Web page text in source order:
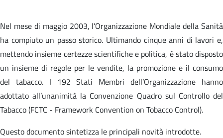
Nel mese di maggio 2003, l’Organizzazione Mondiale della Sanità
ha compiuto un passo storico. Ultimando cinque anni di lavori e,
mettendo insieme certezze scientifiche e politica, è stato disposto
un insieme di regole per le vendite, la promozione e il consumo
del tabacco. I 192 Stati Membri dell’Organizzazione hanno
adottato all’unanimità la Convenzione Quadro sul Controllo del
Tabacco (FCTC - Framework Convention on Tobacco Control).
Questo documento sintetizza le principali novità introdotte.